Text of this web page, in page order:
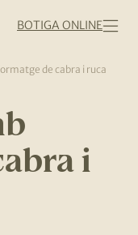
BOTIGA ONLINE
de cabra i ruca
i